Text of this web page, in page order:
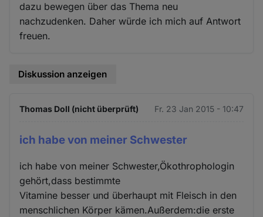
dazu bewegen über das Thema neu
nachzudenken. Daher würde ich mich auf Antwort
freuen.
Diskussion anzeigen
Thomas Doll (nicht überprüft) Fr. 23 Jan 2015 - 10:47
ich habe von meiner Schwester
ich habe von meiner Schwester,Ökothrophologin
gehört,dass bestimmte
Vitamine besser und überhaupt mit Fleisch in den
menschlichen Körper kämen.Außerdem:die erste